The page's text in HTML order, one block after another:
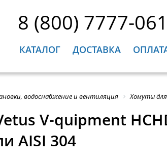
8 (800) 7777-061
КАТАЛОГ ДОСТАВКА
водоснабжение и вентиляция Хомуты
V-quipment
AISI 304